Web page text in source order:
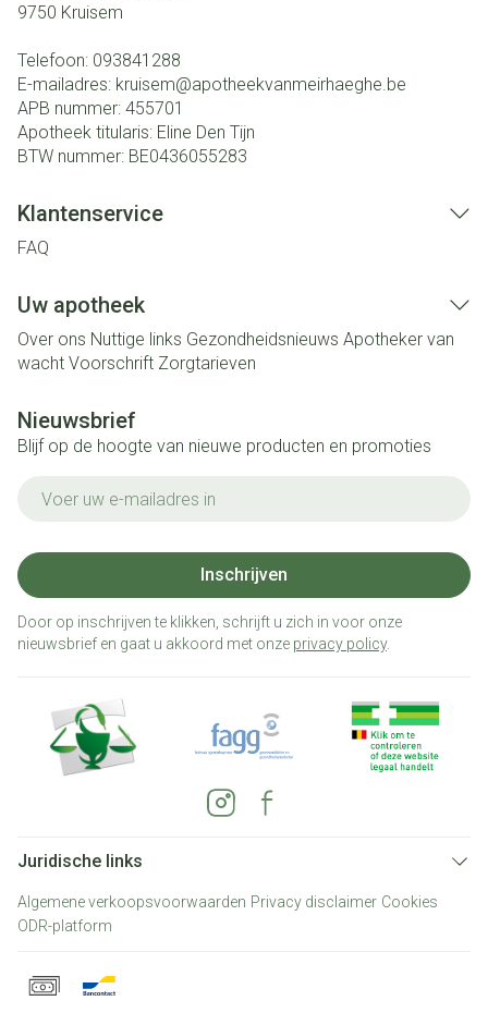
9750 Kruisem
Telefoon: 093841288
E-mailadres: kruisem@apotheekvanmeirhaeghe.be
APB nummer: 455701
Apotheek titularis: Eline Den Tijn
BTW nummer: BE0436055283
Klantenservice
FAQ
Uw apotheek
Over ons Nuttige links Gezondheidsnieuws Apotheker van
wacht Voorschrift Zorgtarieven
Nieuwsbrief
Blijf op de hoogte van nieuwe producten en promoties
Inschrijven
Door op inschrijven te klikken, schrijft u zich in voor onze
nieuwsbrief en gaat u akkoord met onze privacy policy.
Juridische links
Algemene verkoopsvoorwaarden Privacy disclaimer Cookies
ODR-platform